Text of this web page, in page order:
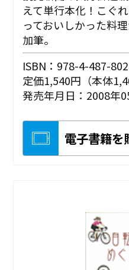
えて単行本化！こぐ
っておいしかった料
加筆。
ISBN：978-4-487-
定価1,540円（本体
発売年月日：2008年
電子書籍を